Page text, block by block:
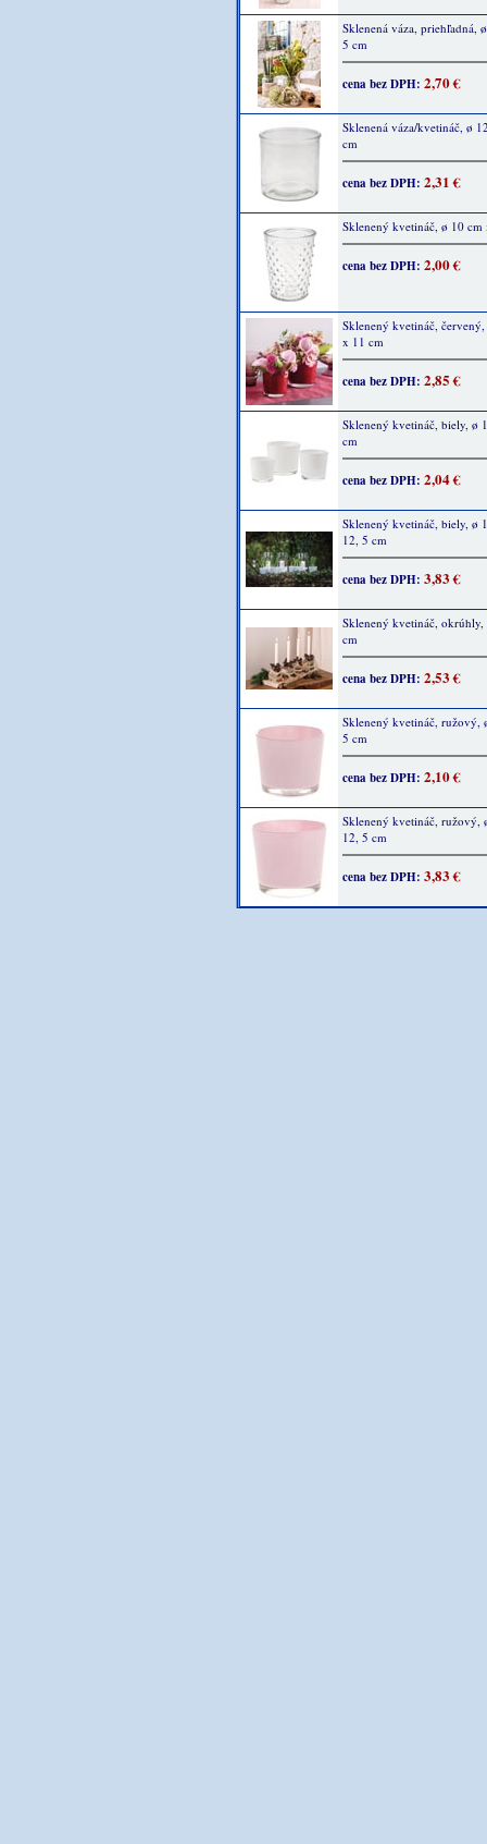
Sklenená váza, priehľadná,
5 cm
cena bez DPH: 2,70 €
Sklenená váza/kvetináč, ø
cm
cena bez DPH: 2,31 €
Sklenený kvetináč, ø 10 cm
cena bez DPH: 2,00 €
Sklenený kvetináč,
x 11 cm
cena bez DPH: 2,85 €
Sklenený kvetináč, biely, ø
cm
cena bez DPH: 2,04 €
Sklenený kvetináč, biely, ø
12, 5 cm
cena bez DPH: 3,83 €
Sklenený kvetináč,
cm
cena bez DPH: 2,53 €
Sklenený kvetináč, ružový,
5 cm
cena bez DPH: 2,10 €
Sklenený kvetináč, ružový,
12, 5 cm
cena bez DPH: 3,83 €